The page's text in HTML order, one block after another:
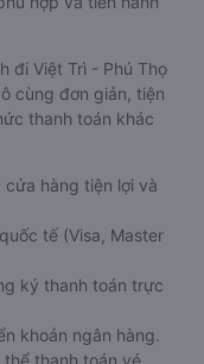
đi Việt Trì - Phú Thọ
cùng đơn giản, tiện
thanh toán khác
hàng tiện lợi và
tế (Visa, Master
ký thanh toán trực
khoản ngân hàng.